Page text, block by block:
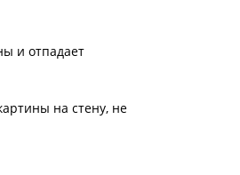
и отпадает
на стену, не